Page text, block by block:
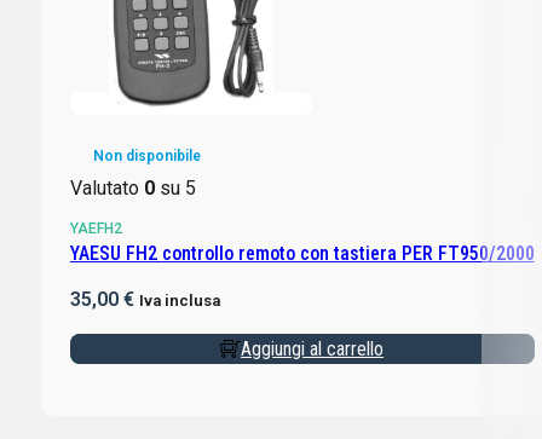
Non disponibile
Valutato 0su 5
YAEFH2
YAESU FH2 controllo remoto con tastiera PER FT950/2000
35,00 € Iva inclusa
Aggiungi al carrello